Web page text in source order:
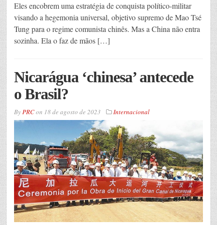
Eles encobrem uma estratégia de conquista político-militar
visando a hegemonia universal, objetivo supremo de Mao Tsé
Tung para o regime comunista chinês. Mas a China não entra
sozinha. Ela o faz de mãos […]
Nicarágua ‘chinesa’ antecede
o Brasil?
ByPRCon 18 de agosto de 2023 Internacional